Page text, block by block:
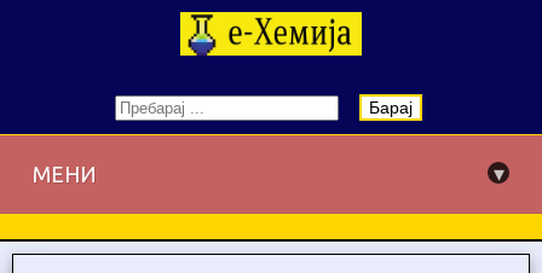
Барај
МЕНИ ▾